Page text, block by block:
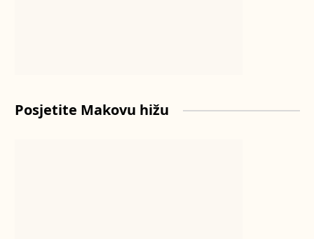
Posjetite Makovu hižu